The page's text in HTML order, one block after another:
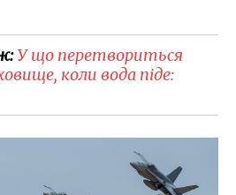
У що перетвориться
коли вода піде: